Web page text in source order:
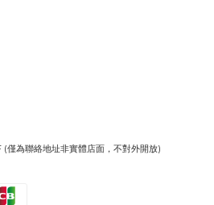
僅為聯絡地址非實體店面，不對外開放)